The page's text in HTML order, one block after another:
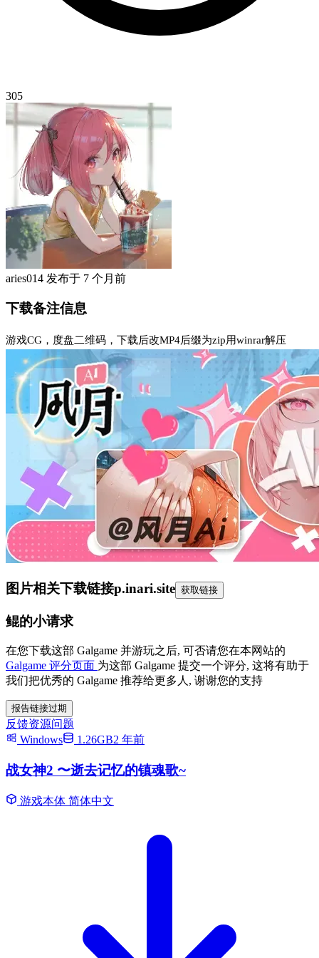
305
aries014 发布于 7 个月前
下载备注信息
游戏CG，度盘二维码，下载后改MP4后缀为zip用winrar解压
图片相关下载链接p.inari.site 获取链接
鲲的小请求
在您下载这部 Galgame 并游玩之后, 可否请您在本网站的
Galgame 评分页面 为这部 Galgame 提交一个评分, 这将有助于
我们把优秀的 Galgame 推荐给更多人, 谢谢您的支持
报告链接过期
反馈资源问题
Windows
1.26GB2 年前
战女神2 〜逝去记忆的镇魂歌~
游戏本体 简体中文